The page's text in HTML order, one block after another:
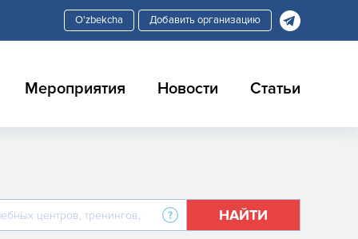
Добавить организацию
Мероприятия Новости Статьи
НАЙТИ